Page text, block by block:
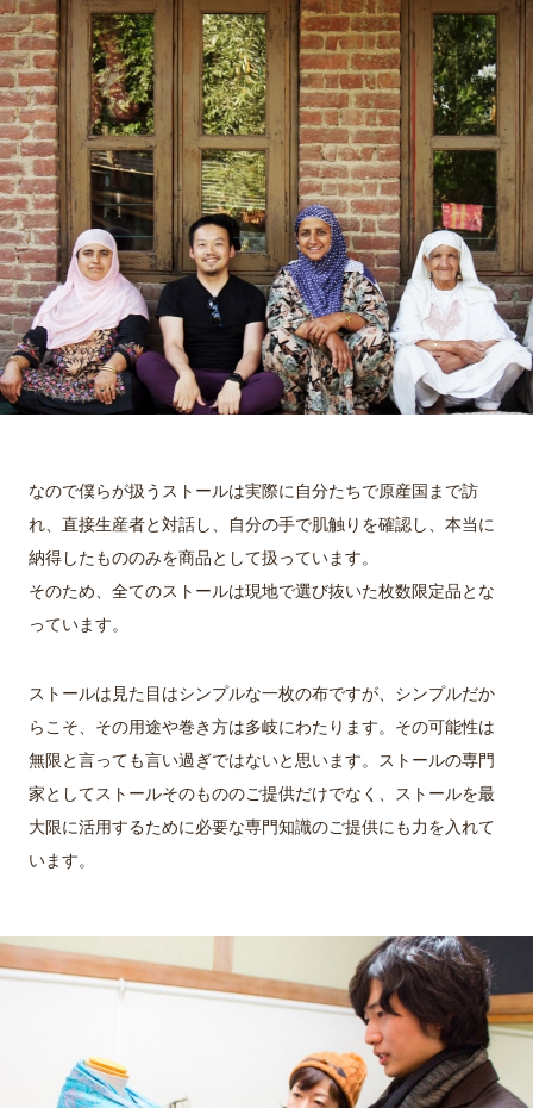
なので僕らが扱うストールは実際に自分たちで原産国まで訪
れ、直接生産者と対話し、自分の手で肌触りを確認し、本当に
納得したもののみを商品として扱っています。
そのため、全てのストールは現地で選び抜いた枚数限定品とな
っています。
ストールは見た目はシンプルな一枚の布ですが、シンプルだか
らこそ、その用途や巻き方は多岐にわたります。その可能性は
無限と言っても言い過ぎではないと思います。ストールの専門
家としてストールそのもののご提供だけでなく、ストールを最
大限に活用するために必要な専門知識のご提供にも力を入れて
います。